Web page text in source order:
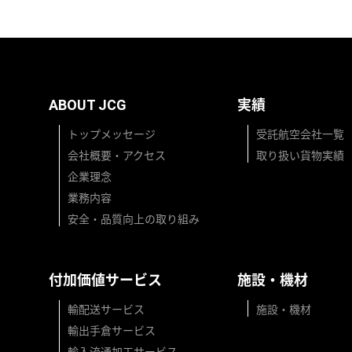
ABOUT JCG
トップメッセージ
会社概要・アクセス
企業理念
業務内容
安全・品質向上の取り組み
実績
受託航空会社一覧
取り扱い貨物実績
付加価値サービス
輸配送サービス
輸出手倉サービス
施設・機材
施設・機材